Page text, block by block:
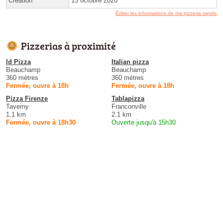
Éditer les informations de ma pizzeria rapide
Pizzerias à proximité
Id Pizza
Beauchamp
360 mètres
Fermée, ouvre à 18h
Italian pizza
Beauchamp
360 mètres
Fermée, ouvre à 18h
Pizza Firenze
Taverny
1.1 km
Fermée, ouvre à 18h30
Tablapizza
Franconville
2.1 km
Ouverte jusqu'à 15h30